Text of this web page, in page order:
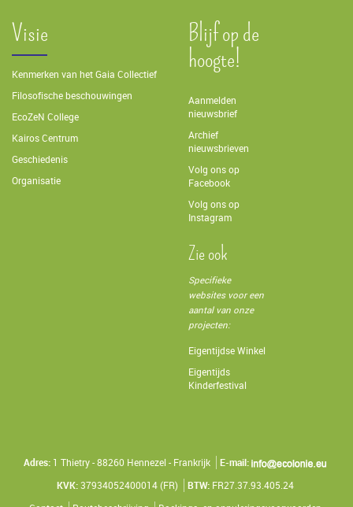
Visie
Kenmerken van het Gaia Collectief
Filosofische beschouwingen
EcoZeN College
Kairos Centrum
Geschiedenis
Organisatie
Blijf op de
hoogte!
Aanmelden
nieuwsbrief
Archief
nieuwsbrieven
Volg ons op
Facebook
Volg ons op
Instagram
Zie ook
Specifieke
websites voor een
aantal van onze
projecten:
Eigentijdse Winkel
Eigentijds
Kinderfestival
Adres:1 Thietry - 88260 Hennezel - Frankrijk
E-mail:
KVK:37934052400014 (FR) BTW:FR27.37.93.405.24